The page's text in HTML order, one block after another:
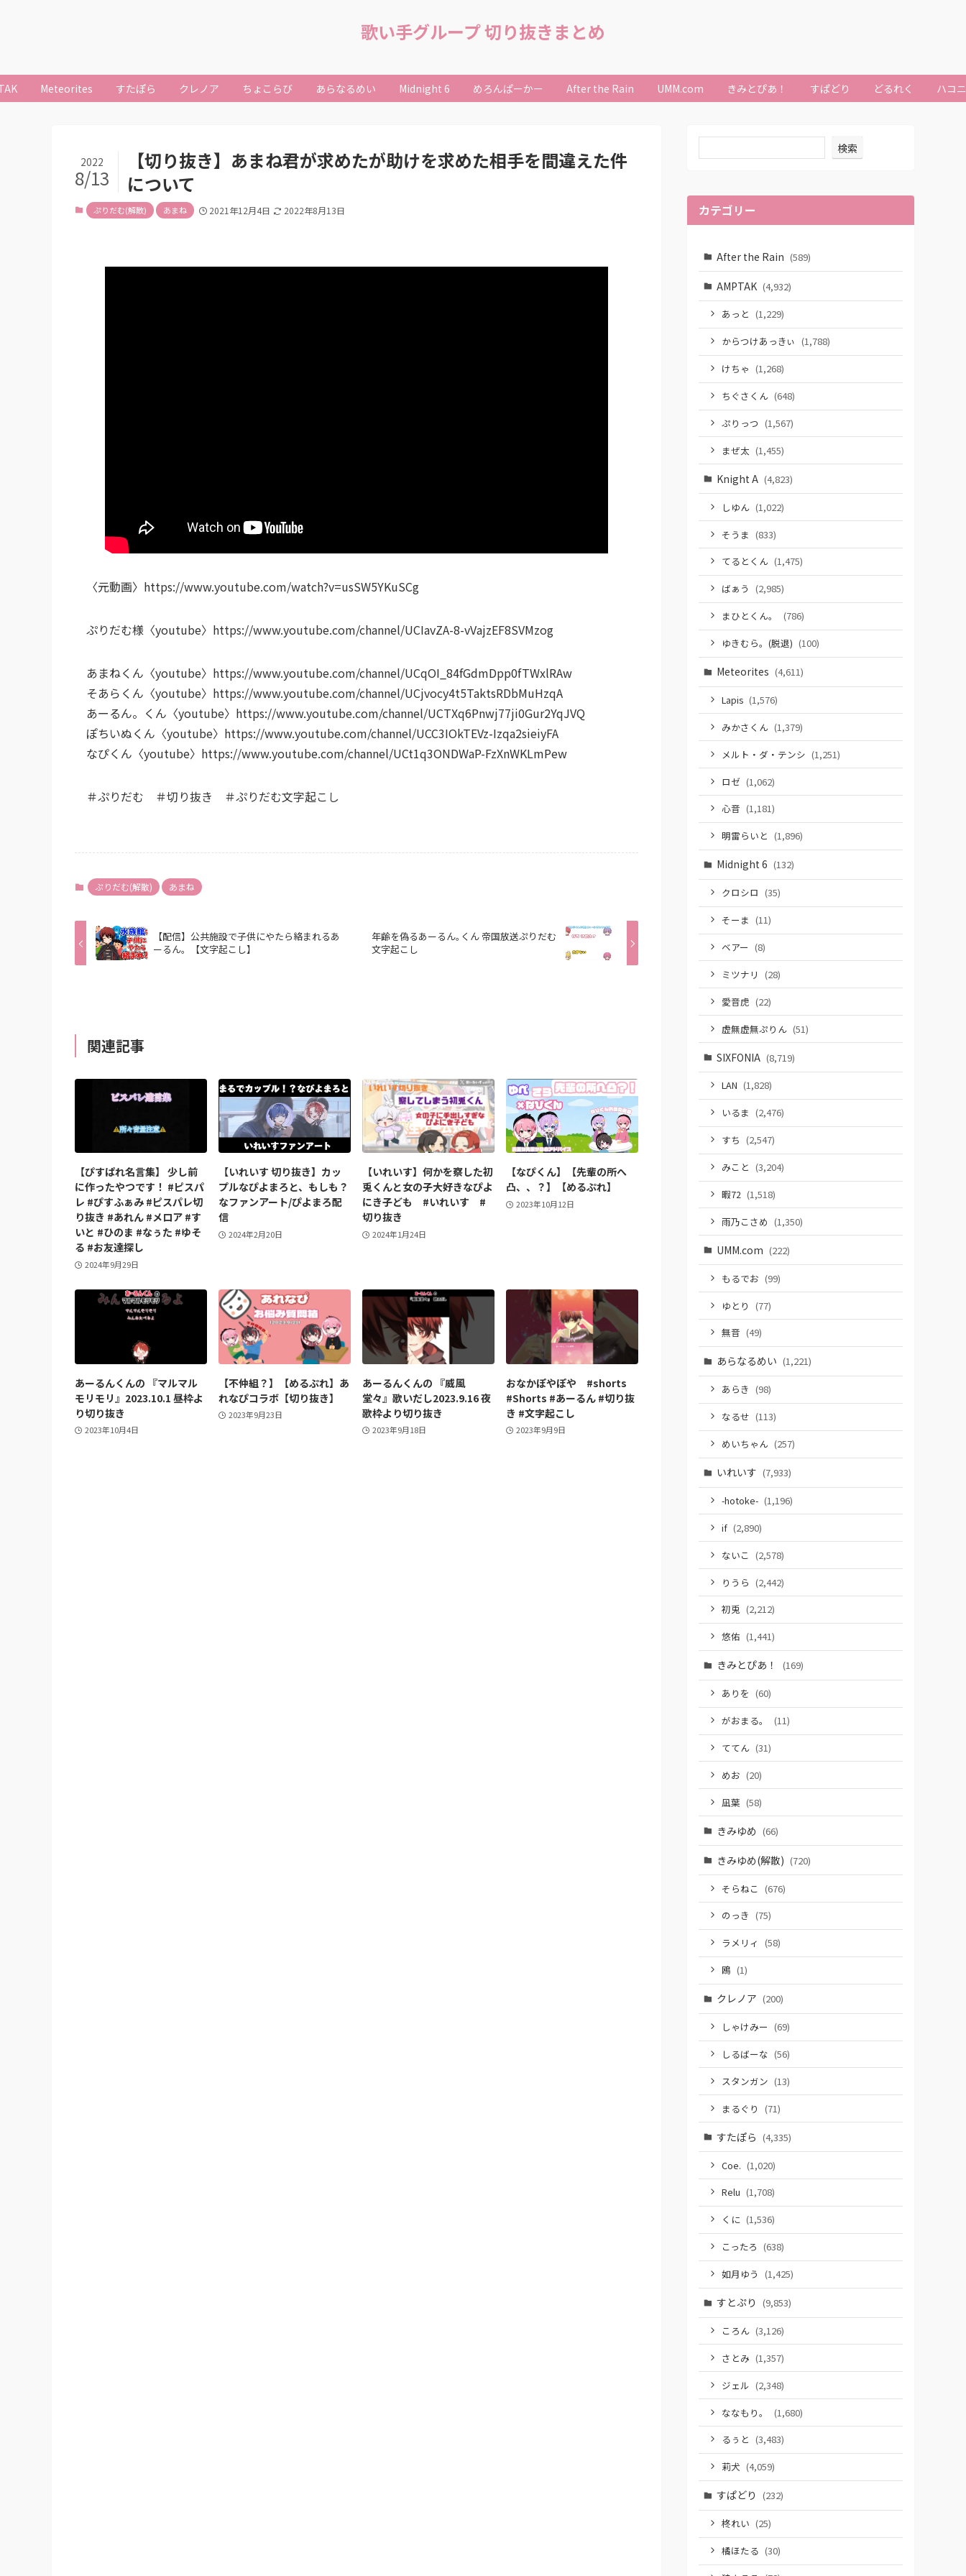
歌い手グループ 切り抜きまとめ
Meteorites すたぽら クレノア ちょこらび あらなるめい Midnight 6 めろんぱーかー After the Rain UMM.com きみとぴあ！ すぱどり どるれく ハコ
【切り抜き】あまね君が求めたが助けを求めた相手を間違えた件
について
2022
8/13
ぷりだむ(解散) あまね 2021年12月4日 2022年8月13日
〈元動画〉https://www.youtube.com/watch?v=usSW5YKuSCg
ぷりだむ様〈youtube〉https://www.youtube.com/channel/UCIavZA-8-vVajzEF8SVMzog
あまねくん〈youtube〉https://www.youtube.com/channel/UCqOI_84fGdmDpp0fTWxlRAw
そあらくん〈youtube〉https://www.youtube.com/channel/UCjvocy4t5TaktsRDbMuHzqA
あーるん。くん〈youtube〉https://www.youtube.com/channel/UCTXq6Pnwj77ji0Gur2YqJVQ
ぽちいぬくん〈youtube〉https://www.youtube.com/channel/UCC3IOkTEVz-Izqa2sieiyFA
なぴくん〈youtube〉https://www.youtube.com/channel/UCt1q3ONDWaP-FzXnWKLmPew
＃ぷりだむ ＃切り抜き ＃ぷりだむ文字起こし
ぷりだむ(解散) あまね
【配信】公共施設で子供にやたら絡まれるあ
ーるん。【文字起こし】
年齢を偽るあーるん｡くん 帝国放送ぷりだむ
文字起こし
関連記事
【ぴすぱれ名言集】 少し前
に作ったやつです！ #ピスパ
レ #ぴすふぁみ #ピスパレ切
り抜き #あれん #メロア #す
いと #ひのま #なぅた #ゆそ
る #お友達探し
2024年9月29日
【いれいす 切り抜き】カッ
プルなぴよまろと、もしも？
なファンアート/ぴよまろ配
信
2024年2月20日
【いれいす】何かを察した初
兎くんと女の子大好きなぴよ
にき子ども #いれいす #
切り抜き
2024年1月24日
【なぴくん】【先輩の所へ
凸、、？】【めるぷれ】
2023年10月12日
あーるんくんの 『マルマル
モリモリ』2023.10.1 昼枠よ
り切り抜き
2023年10月4日
【不仲組？】【めるぷれ】あ
れなぴコラボ【切り抜き】
2023年9月23日
あーるんくんの 『威風
堂々』歌いだし2023.9.16 夜
歌枠より切り抜き
2023年9月18日
おなかぽやぽや #shorts
#Shorts #あーるん #切り抜
き #文字起こし
2023年9月9日
検索
カテゴリー
After the Rain (589)
AMPTAK (4,932)
あっと (1,229)
からつけあっきぃ (1,788)
けちゃ (1,268)
ちぐさくん (648)
ぷりっつ (1,567)
まぜ太 (1,455)
Knight A (4,823)
しゆん (1,022)
そうま (833)
てるとくん (1,475)
ばぁう (2,985)
まひとくん。
(786)
ゆきむら。(脱退) (100)
Meteorites (4,611)
Lapis (1,576)
みかさくん (1,379)
メルト・ダ・テンシ (1,251)
ロゼ (1,062)
心音 (1,181)
明雷らいと (1,896)
Midnight 6 (132)
クロシロ (35)
そーま (11)
ベアー (8)
ミツナリ (28)
愛音虎 (22)
虚無虚無ぷりん (51)
SIXFONIA (8,719)
LAN (1,828)
いるま (2,476)
すち (2,547)
みこと (3,204)
暇72 (1,518)
雨乃こさめ (1,350)
UMM.com (222)
もるでお (99)
ゆとり (77)
無音 (49)
あらなるめい (1,221)
あらき (98)
なるせ (113)
めいちゃん (257)
いれいす (7,933)
-hotoke- (1,196)
if (2,890)
ないこ (2,578)
りうら (2,442)
初兎 (2,212)
悠佑 (1,441)
きみとぴあ！ (169)
ありを (60)
がおまる。
(11)
ててん (31)
めお (20)
凪葉 (58)
きみゆめ (66)
きみゆめ(解散) (720)
そらねこ (676)
のっき (75)
ラメリィ (58)
鴎 (1)
クレノア (200)
しゃけみー (69)
しるばーな (56)
スタンガン (13)
まるぐり (71)
すたぽら (4,335)
Coe. (1,020)
Relu (1,708)
くに (1,536)
こったろ (638)
如月ゆう (1,425)
すとぷり (9,853)
ころん (3,126)
さとみ (1,357)
ジェル (2,348)
ななもり。
(1,680)
るぅと (3,483)
莉犬 (4,059)
すぱどり (232)
柊れい (25)
橘ほたる (30)